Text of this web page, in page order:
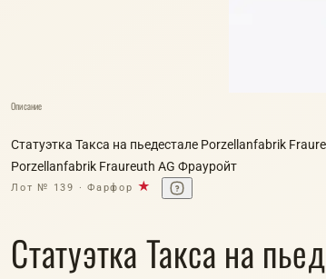
Описание
Статуэтка Такса на пьедестале Porzellanfabrik
Porzellanfabrik Fraureuth AG Фрауройт
Лот № 139 · Фарфор ★
Статуэтка Такса на